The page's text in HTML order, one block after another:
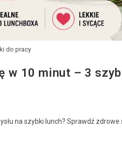
do pracy
w 10 minut – 3
na szybki lunch? Sprawdź zdrowe